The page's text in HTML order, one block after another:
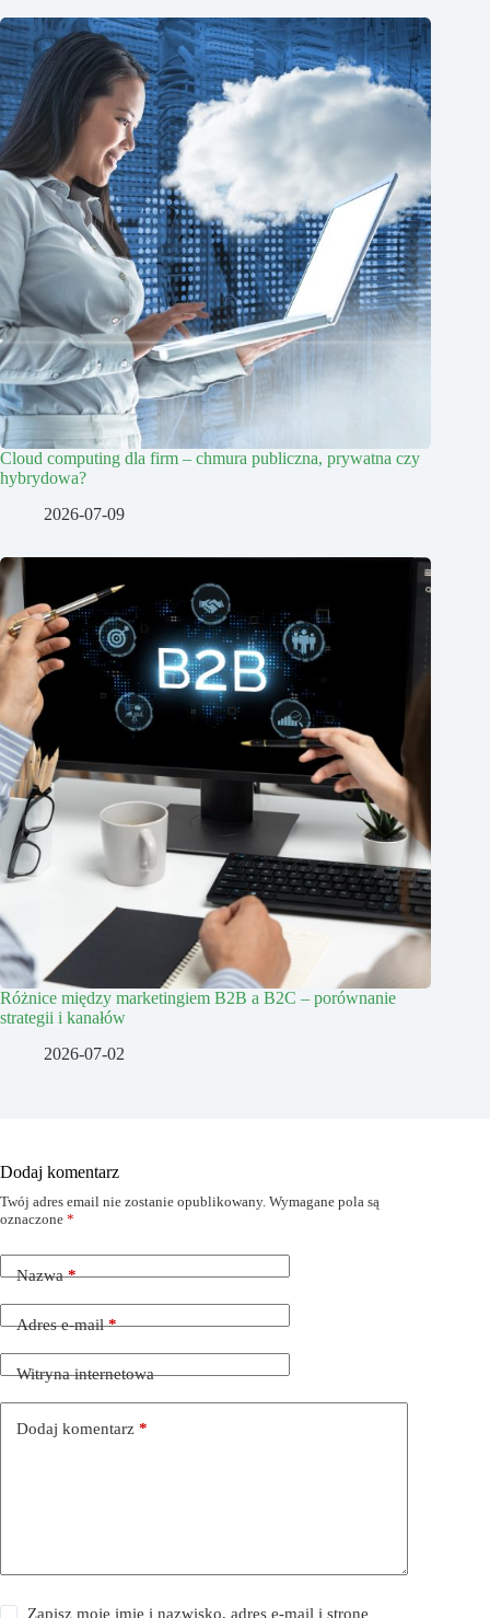
Cloud computing dla firm – chmura publiczna, prywatna czy
hybrydowa?
2026-07-09
Różnice między marketingiem B2B a B2C – porównanie
strategii i kanałów
2026-07-02
Dodaj komentarz
Twój adres email nie zostanie opublikowany. Wymagane pola są
oznaczone *
Nazwa*
Adres e-mail*
Witryna internetowa
Dodaj komentarz *
Zapisz moje imię i nazwisko, adres e-mail i stronę